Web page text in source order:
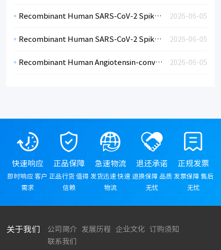
2026-06-05
Recombinant Human SARS-CoV-2 Spike RBDVariant 501Y.V2, Lineage B.1.351, SA (HEK)
2026-06-05
Recombinant Human SARS-CoV-2 Spike RBDVariant 501Y.V1, Lineage B.1.1.7, UK (HEK)
2026-06-05
Recombinant Human Angiotensin-converting enzyme 2 (ACE2) - Extracellular Domain (19-615)
快速响应
即时响应 客户
需求
正品保障
正品行货 值得
信赖
急速物流
发货迅速 快速
物流
退还承诺
退换保障 品质
无忧
正规发票
发票保障 售后
无忧
关于我们 公司简介 发展历程 企业文化
订购须知
联系我们